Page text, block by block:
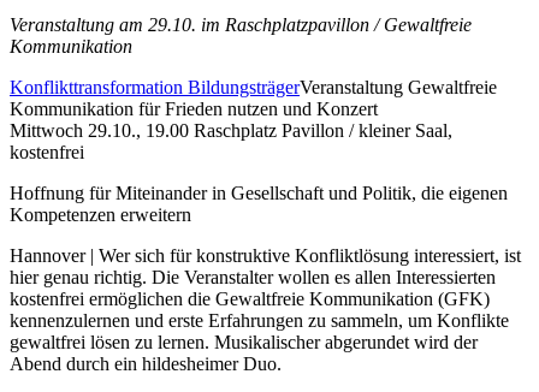
Veranstaltung am 29.10. im Raschplatzpavillon / Gewaltfreie
Kommunikation
Konflikttransformation BildungsträgerVeranstaltung Gewaltfreie
Kommunikation für Frieden nutzen und Konzert
Mittwoch 29.10., 19.00 Raschplatz Pavillon / kleiner Saal,
kostenfrei
Hoffnung für Miteinander in Gesellschaft und Politik, die eigenen
Kompetenzen erweitern
Hannover | Wer sich für konstruktive Konfliktlösung interessiert, ist
hier genau richtig. Die Veranstalter wollen es allen Interessierten
kostenfrei ermöglichen die Gewaltfreie Kommunikation (GFK)
kennenzulernen und erste Erfahrungen zu sammeln, um Konflikte
gewaltfrei lösen zu lernen. Musikalischer abgerundet wird der
Abend durch ein hildesheimer Duo.